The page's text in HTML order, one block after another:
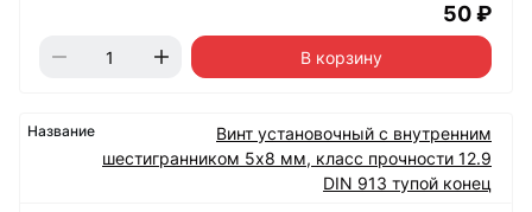
50 ₽
В корзину
Винт установочный с внутренним
шестигранником 5х8 мм, класс прочности 12.9
DIN 913 тупой конец